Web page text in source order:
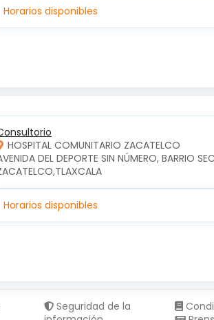
Horarios disponibles
HOSPITAL COMUNITARIO ZACATELCO
DEL DEPORTE SIN NÚMERO, BARRIO
Horarios disponibles
Seguridad de la